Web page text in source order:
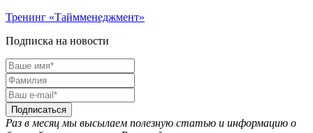
Тренинг «Таймменеджмент»
Подписка на новости
Подписаться
Раз в месяц мы высылаем полезную статью и информацию о